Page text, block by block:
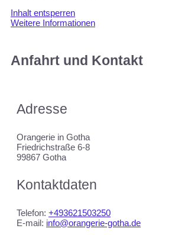
Inhalt entsperren
Weitere Informationen
Anfahrt und Kontakt
Adresse
Orangerie in Gotha
Friedrichstraße 6-8
99867 Gotha
Kontaktdaten
Telefon: +493621503250
E-mail: info@orangerie-gotha.de